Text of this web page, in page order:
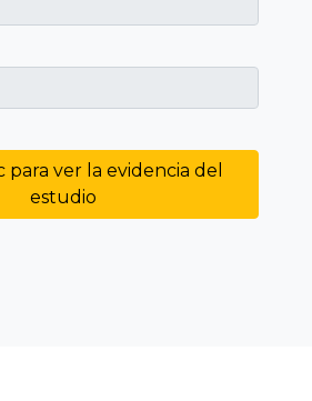
para ver la evidencia del
estudio